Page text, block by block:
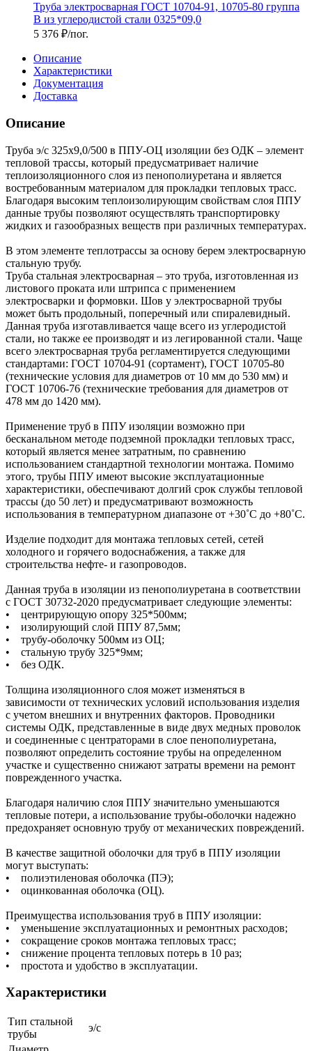
Труба электросварная ГОСТ 10704-91, 10705-80 группа
В из углеродистой стали 0325*09,0
5 376 ₽/пог.
Описание
Характеристики
Документация
Доставка
Описание
Труба э/с 325х9,0/500 в ППУ-ОЦ изоляции без ОДК – элемент
тепловой трассы, который предусматривает наличие
теплоизоляционного слоя из пенополиуретана и является
востребованным материалом для прокладки тепловых трасс.
Благодаря высоким теплоизолирующим свойствам слоя ППУ
данные трубы позволяют осуществлять транспортировку
жидких и газообразных веществ при различных температурах.
В этом элементе теплотрассы за основу берем электросварную
стальную трубу.
Труба стальная электросварная – это труба, изготовленная из
листового проката или штрипса с применением
электросварки и формовки. Шов у электросварной трубы
может быть продольный, поперечный или спиралевидный.
Данная труба изготавливается чаще всего из углеродистой
стали, но также ее производят и из легированной стали. Чаще
всего электросварная труба регламентируется следующими
стандартами: ГОСТ 10704-91 (сортамент), ГОСТ 10705-80
(технические условия для диаметров от 10 мм до 530 мм) и
ГОСТ 10706-76 (технические требования для диаметров от
478 мм до 1420 мм).
Применение труб в ППУ изоляции возможно при
бесканальном методе подземной прокладки тепловых трасс,
который является менее затратным, по сравнению
использованием стандартной технологии монтажа. Помимо
этого, трубы ППУ имеют высокие эксплуатационные
характеристики, обеспечивают долгий срок службы тепловой
трассы (до 50 лет) и предусматривают возможность
использования в температурном диапазоне от +30˚C до +80˚C.
Изделие подходит для монтажа тепловых сетей, сетей
холодного и горячего водоснабжения, а также для
строительства нефте- и газопроводов.
Данная труба в изоляции из пенополиуретана в соответствии
с ГОСТ 30732-2020 предусматривает следующие элементы:
• центрирующую опору 325*500мм;
• изолирующий слой ППУ 87,5мм;
• трубу-оболочку 500мм из ОЦ;
• стальную трубу 325*9мм;
• без ОДК.
Толщина изоляционного слоя может изменяться в
зависимости от технических условий использования изделия
с учетом внешних и внутренних факторов. Проводники
системы ОДК, представленные в виде двух медных проволок
и соединенные с центраторами в слое пенополиуретана,
позволяют определить состояние трубы на определенном
участке и существенно снижают затраты времени на ремонт
поврежденного участка.
Благодаря наличию слоя ППУ значительно уменьшаются
тепловые потери, а использование трубы-оболочки надежно
предохраняет основную трубу от механических повреждений.
В качестве защитной оболочки для труб в ППУ изоляции
могут выступать:
• полиэтиленовая оболочка (ПЭ);
• оцинкованная оболочка (ОЦ).
Преимущества использования труб в ППУ изоляции:
• уменьшение эксплуатационных и ремонтных расходов;
• сокращение сроков монтажа тепловых трасс;
• снижение процента тепловых потерь в 10 раз;
• простота и удобство в эксплуатации.
Характеристики
Тип стальной
трубы
э/с